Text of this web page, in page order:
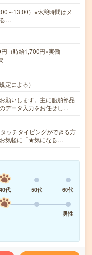
～13:00）※休憩時間はメ
る…
（時給1,700円×実働
定による）
願いします。主に船舶部品
データ入力をお任せし…
ッチタイピングができる方
気軽に「★気になる…
40代 50代
60代
男性